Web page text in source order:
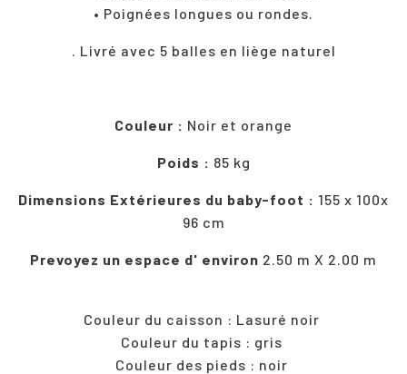
• Poignées longues ou rondes.
. Livré avec 5 balles en liège naturel
Couleur : Noir et orange
Poids : 85 kg
Dimensions Extérieures du baby-foot : 155 x 100x
96 cm
Prevoyez un espace d' environ 2.50 m X 2.00 m
Couleur du caisson : Lasuré noir
Couleur du tapis : gris
Couleur des pieds : noir